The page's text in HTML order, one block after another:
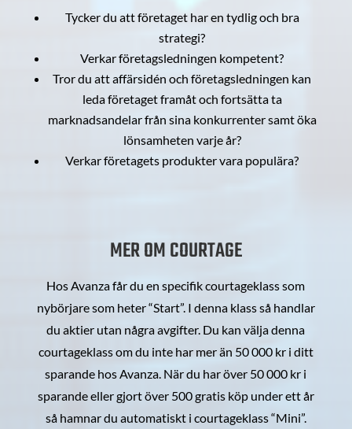
Tycker du att företaget har en tydlig och bra
strategi?
Verkar företagsledningen kompetent?
Tror du att affärsidén och företagsledningen kan
leda företaget framåt och fortsätta ta
marknadsandelar från sina konkurrenter samt öka
lönsamheten varje år?
Verkar företagets produkter vara populära?
MER OM COURTAGE
Hos Avanza får du en specifik courtageklass som
nybörjare som heter “Start”. I denna klass så handlar
du aktier utan några avgifter. Du kan välja denna
courtageklass om du inte har mer än 50 000 kr i ditt
sparande hos Avanza. När du har över 50 000 kr i
sparande eller gjort över 500 gratis köp under ett år
så hamnar du automatiskt i courtageklass “Mini”.